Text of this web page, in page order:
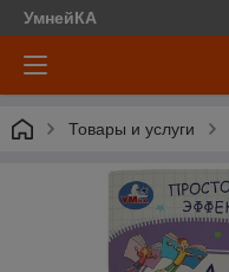
УмнейКА
Товары и услуги